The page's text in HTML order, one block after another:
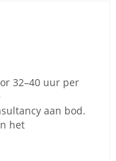
32–40 uur per
aan bod.
het